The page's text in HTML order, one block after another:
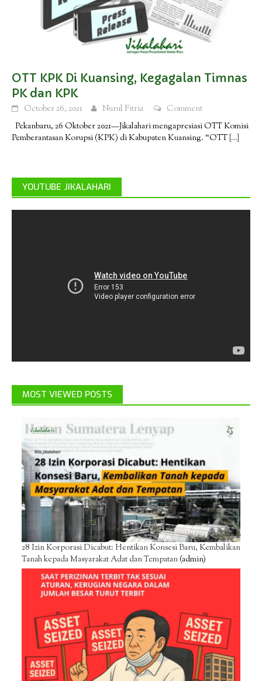
OTT KPK Di Kuansing, Kegagalan Timnas
PK dan KPK
October 26, 2021 Nurul Fitria
Comment
Pekanbaru, 26 Oktober 2021—Jikalahari mengapresiasi OTT Komisi
Pemberantasan Korupsi (KPK) di Kabupaten Kuansing. “OTT […]
YOUTUBE JIKALAHARI
MOST VIEWED POSTS
28 Izin Korporasi Dicabut: Hentikan Konsesi Baru, Kembalikan
Tanah kepada Masyarakat Adat dan Tempatan(admin)